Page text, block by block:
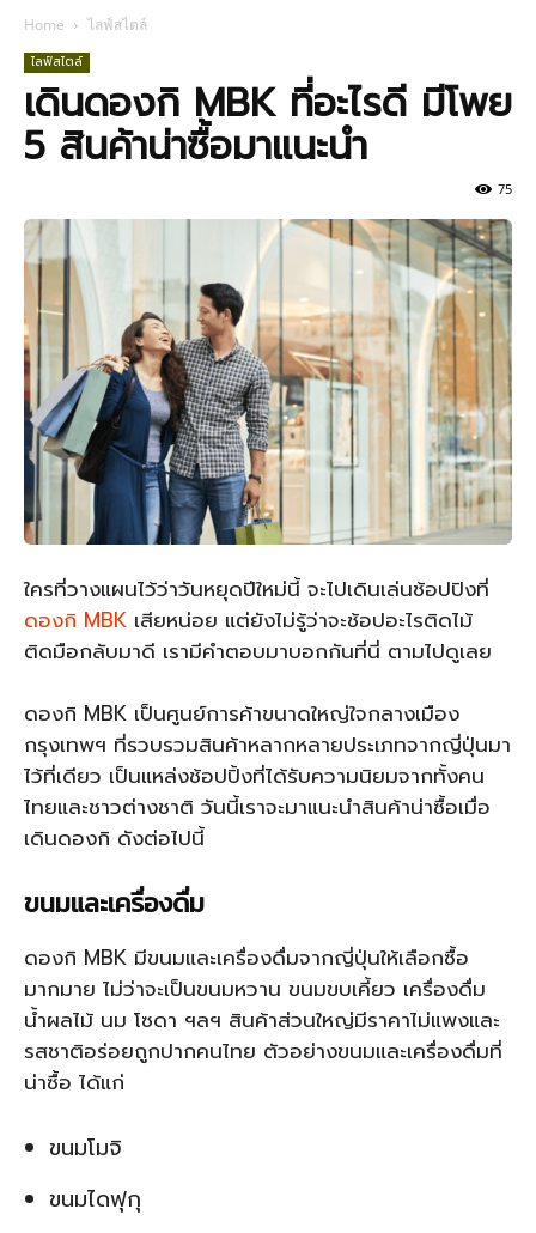
Home ไลฟ์สไตล์
ไลฟ์สไตล์
เดินดองกิ MBK ที่อะไรดี มีโพย
5 สินค้าน่าซื้อมาแนะนำ
75
ใครที่วางแผนไว้ว่าวันหยุดปีใหม่นี้ จะไปเดินเล่นช้อปปิงที่
ดองกิ MBK เสียหน่อย แต่ยังไม่รู้ว่าจะช้อปอะไรติดไม้
ติดมือกลับมาดี เรามีคำตอบมาบอกกันที่นี่ ตามไปดูเลย
ดองกิ MBK เป็นศูนย์การค้าขนาดใหญ่ใจกลางเมือง
กรุงเทพฯ ที่รวบรวมสินค้าหลากหลายประเภทจากญี่ปุ่นมา
ไว้ที่เดียว เป็นแหล่งช้อปปิ้งที่ได้รับความนิยมจากทั้งคน
ไทยและชาวต่างชาติ วันนี้เราจะมาแนะนำสินค้าน่าซื้อเมื่อ
เดินดองกิ ดังต่อไปนี้
ขนมและเครื่องดื่ม
ดองกิ MBK มีขนมและเครื่องดื่มจากญี่ปุ่นให้เลือกซื้อ
มากมาย ไม่ว่าจะเป็นขนมหวาน ขนมขบเคี้ยว เครื่องดื่ม
น้ำผลไม้ นม โซดา ฯลฯ สินค้าส่วนใหญ่มีราคาไม่แพงและ
รสชาติอร่อยถูกปากคนไทย ตัวอย่างขนมและเครื่องดื่มที่
น่าซื้อ ได้แก่
ขนมโมจิ
ขนมไดฟุกุ